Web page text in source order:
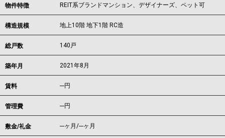
物件特徴 REIT系ブランドマンション、デザイナーズ、ペット可
構造規模 地上10階 地下1階 RC造
総戸数 140戸
築年月 2021年8月
賃料 ---円
管理費 ---円
敷金/礼金 ---ヶ月/---ヶ月